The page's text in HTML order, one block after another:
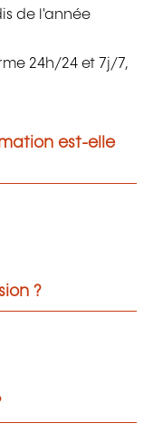
de l'année
24h/24 et 7j/7,
est-elle
?